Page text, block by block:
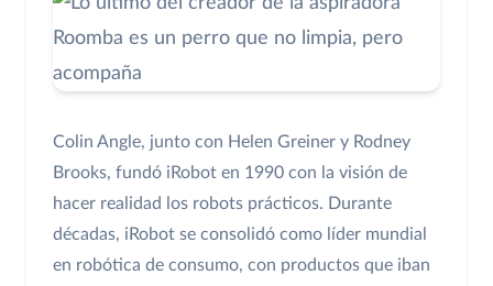
Colin Angle, junto con Helen Greiner y Rodney
Brooks, fundó iRobot en 1990 con la visión de
hacer realidad los robots prácticos. Durante
décadas, iRobot se consolidó como líder mundial
en robótica de consumo, con productos que iban